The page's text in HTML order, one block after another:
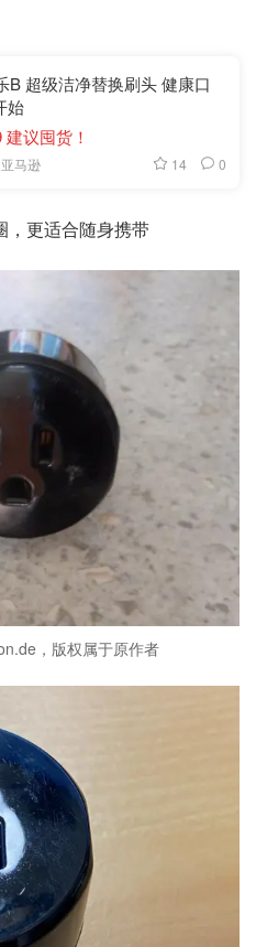
B 超级洁净替换刷头 健康口
始
议囤货！
马逊 14 0
，更适合随身携带
，版权属于原作者